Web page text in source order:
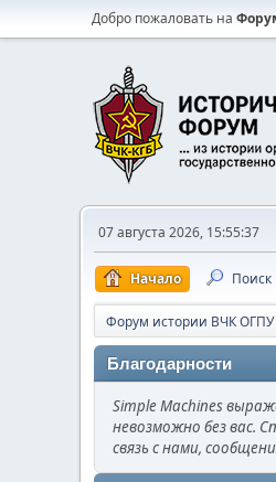
Добро пожаловать на
07 августа 2026, 15:55:37
Начало Поиск
Форум истории ВЧК
Благодарности
Simple Machines
невозможно без вас.
связь с нами,